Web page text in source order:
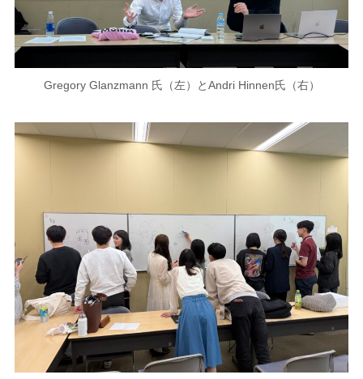
Gregory Glanzmann 氏（左）とAndri Hinnen氏（右）